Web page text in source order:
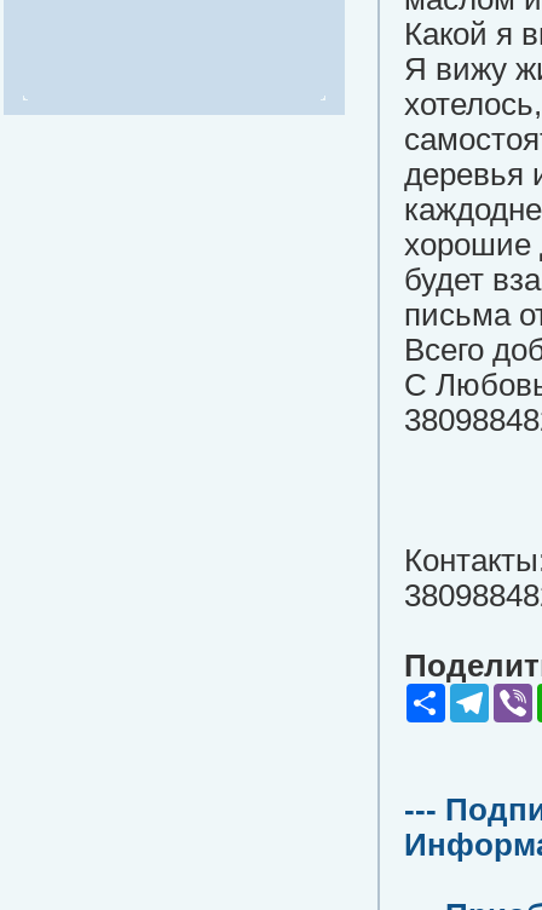
Какой я
Я вижу
деревья
хорошие
будет
письма
Всего
С
Share
---